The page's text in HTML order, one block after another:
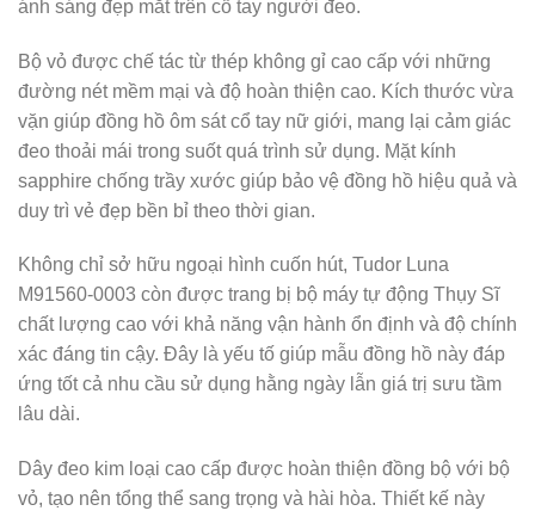
ánh sáng đẹp mắt trên cổ tay người đeo.
Bộ vỏ được chế tác từ thép không gỉ cao cấp với những
đường nét mềm mại và độ hoàn thiện cao. Kích thước vừa
vặn giúp đồng hồ ôm sát cổ tay nữ giới, mang lại cảm giác
đeo thoải mái trong suốt quá trình sử dụng. Mặt kính
sapphire chống trầy xước giúp bảo vệ đồng hồ hiệu quả và
duy trì vẻ đẹp bền bỉ theo thời gian.
Không chỉ sở hữu ngoại hình cuốn hút, Tudor Luna
M91560-0003 còn được trang bị bộ máy tự động Thụy Sĩ
chất lượng cao với khả năng vận hành ổn định và độ chính
xác đáng tin cậy. Đây là yếu tố giúp mẫu đồng hồ này đáp
ứng tốt cả nhu cầu sử dụng hằng ngày lẫn giá trị sưu tầm
lâu dài.
Dây đeo kim loại cao cấp được hoàn thiện đồng bộ với bộ
vỏ, tạo nên tổng thể sang trọng và hài hòa. Thiết kế này